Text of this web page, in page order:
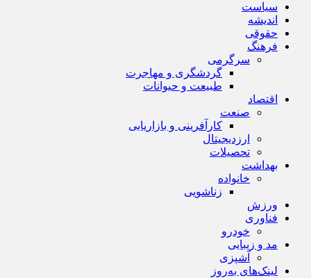
سیاست
اندیشه
حقوقی
فرهنگ
سرگرمی
گردشگری و مهاجرت
طبیعت و حیوانات
اقتصاد
صنعت
کارآفرینی و بازاریابی
ارزدیجیتال
تحصیلات
بهداشت
خانواده
زناشویی
ورزش
فناوری
خودرو
مد و زیبایی
آشپزی
لینک‌های به‌روز